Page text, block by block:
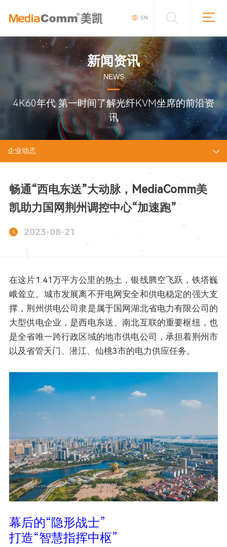
EN
新闻资讯
NEWS
4K60年代 第一时间了解光纤KVM坐席的前沿资
讯
企业动态
畅通“西电东送”大动脉，MediaComm美
凯助力国网荆州调控中心“加速跑”
2023-08-21
在这片1.41万平方公里的热土，银线腾空飞跃，铁塔巍
峨耸立。城市发展离不开电网安全和供电稳定的强大支
撑，荆州供电公司隶是属于国网湖北省电力有限公司的
大型供电企业，是西电东送、南北互联的重要枢纽，也
是全省唯一跨行政区域的地市供电公司，承担着荆州市
以及省管天门、潜江、仙桃3市的电力供应任务。
幕后的“隐形战士”
打造“智慧指挥中枢”